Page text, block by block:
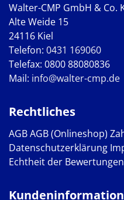
Walter-CMP GmbH & Co.
Alte Weide 15
24116 Kiel
Telefon: 0431 169060
Telefax: 0800 88080836
Mail: info@walter-cmp.de
Rechtliches
AGBAGB (Onlineshop)
Datenschutzerklärung
Echtheit der Bewertungen